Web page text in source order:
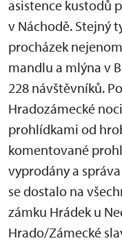
asistence kustodů
v Náchodě. Stejný
procházek
mandlu a mlýna v
228 návštěvníků.
Hradozámecké
prohlídkami od
komentované
vyprodány a
se dostalo na
zámku Hrádek u
Hrado/Zámecké